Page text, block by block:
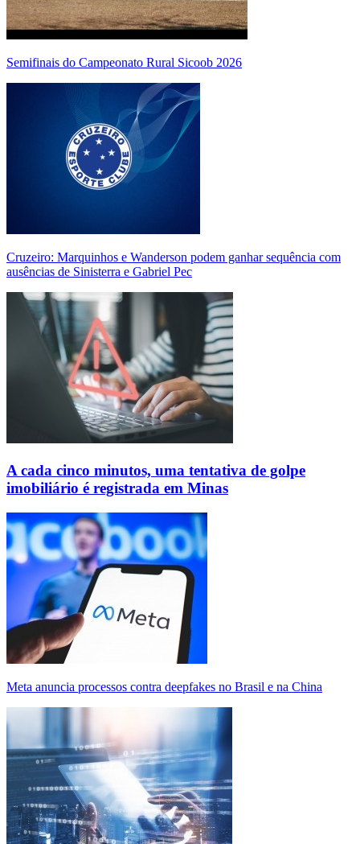
Semifinais do Campeonato Rural Sicoob 2026
Cruzeiro: Marquinhos e Wanderson podem ganhar sequência com
ausências de Sinisterra e Gabriel Pec
A cada cinco minutos, uma tentativa de golpe
imobiliário é registrada em Minas
Meta anuncia processos contra deepfakes no Brasil e na China